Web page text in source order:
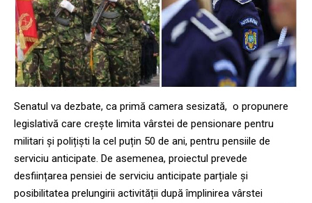
Senatul va dezbate, ca primă camera sesizată, o propunere
legislativă care crește limita vârstei de pensionare pentru
militari și polițiști la cel puțin 50 de ani, pentru pensiile de
serviciu anticipate. De asemenea, proiectul prevede
desființarea pensiei de serviciu anticipate parțiale și
posibilitatea prelungirii activității după împlinirea vârstei